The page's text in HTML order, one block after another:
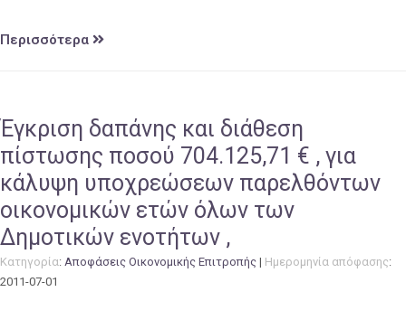
Περισσότερα
Έγκριση δαπάνης και διάθεση
πίστωσης ποσού 704.125,71 € , για
κάλυψη υποχρεώσεων παρελθόντων
οικονομικών ετών όλων των
Δημοτικών ενοτήτων ,
Κατηγορία: Αποφάσεις Οικονομικής Επιτροπής | Ημερομηνία απόφασης:
2011-07-01